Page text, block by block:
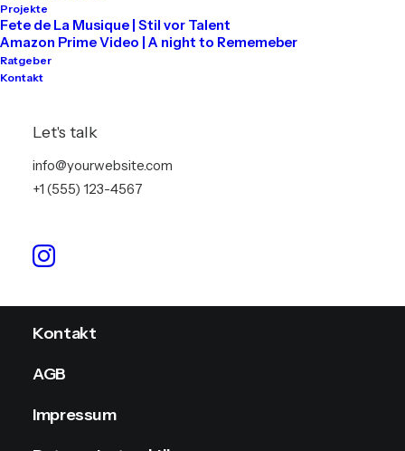
Projekte
Fete de La Musique | Stil vor Talent
Amazon Prime Video | A night to Rememeber
Ratgeber
Kontakt
Let's talk
info@yourwebsite.com
+1 (555) 123-4567
Mieten
Tontechnik
Videotechnik
Info
Kontakt
AGB
Impressum